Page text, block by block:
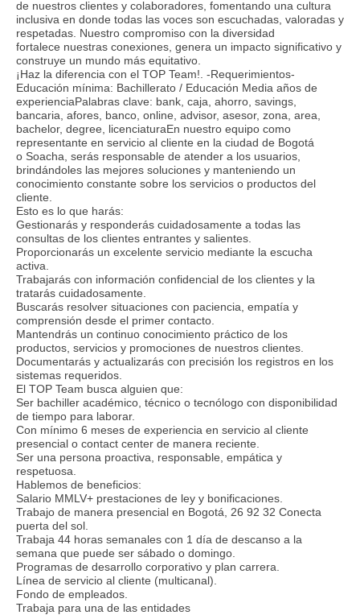
de nuestros clientes y colaboradores, fomentando una cultura
inclusiva en donde todas las voces son escuchadas, valoradas y
respetadas. Nuestro compromiso con la diversidad
fortalece nuestras conexiones, genera un impacto significativo y
construye un mundo más equitativo.
¡Haz la diferencia con el TOP Team!. -Requerimientos-
Educación mínima: Bachillerato / Educación Media años de
experienciaPalabras clave: bank, caja, ahorro, savings,
bancaria, afores, banco, online, advisor, asesor, zona, area,
bachelor, degree, licenciaturaEn nuestro equipo como
representante en servicio al cliente en la ciudad de Bogotá
o Soacha, serás responsable de atender a los usuarios,
brindándoles las mejores soluciones y manteniendo un
conocimiento constante sobre los servicios o productos del
cliente.
Esto es lo que harás:
Gestionarás y responderás cuidadosamente a todas las
consultas de los clientes entrantes y salientes.
Proporcionarás un excelente servicio mediante la escucha
activa.
Trabajarás con información confidencial de los clientes y la
tratarás cuidadosamente.
Buscarás resolver situaciones con paciencia, empatía y
comprensión desde el primer contacto.
Mantendrás un continuo conocimiento práctico de los
productos, servicios y promociones de nuestros clientes.
Documentarás y actualizarás con precisión los registros en los
sistemas requeridos.
El TOP Team busca alguien que:
Ser bachiller académico, técnico o tecnólogo con disponibilidad
de tiempo para laborar.
Con mínimo 6 meses de experiencia en servicio al cliente
presencial o contact center de manera reciente.
Ser una persona proactiva, responsable, empática y
respetuosa.
Hablemos de beneficios:
Salario MMLV+ prestaciones de ley y bonificaciones.
Trabajo de manera presencial en Bogotá, 26 92 32 Conecta
puerta del sol.
Trabaja 44 horas semanales con 1 día de descanso a la
semana que puede ser sábado o domingo.
Programas de desarrollo corporativo y plan carrera.
Línea de servicio al cliente (multicanal).
Fondo de empleados.
Trabaja para una de las entidades